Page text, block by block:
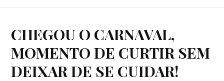
CHEGOU O CARNAVAL,
MOMENTO DE CURTIR SEM
DEIXAR DE SE CUIDAR!